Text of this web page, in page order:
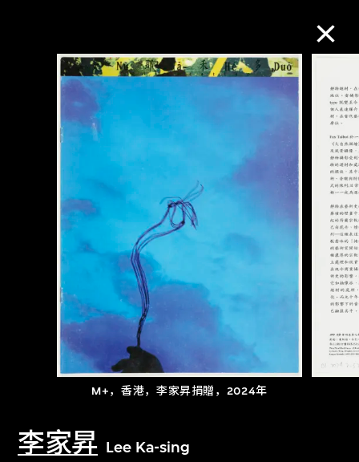
M+，香港，李家昇捐贈，2024年
李家昇 Lee Ka-sing
M+藏品
进一步筛选 搜索
关于M+藏品
探索世界顶级的二十及二十一世纪视觉
文化藏品。